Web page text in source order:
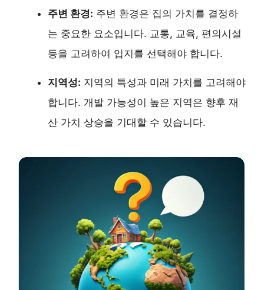
주변 환경: 주변 환경은 집의 가치를 결정하
는 중요한 요소입니다. 교통, 교육, 편의시설
등을 고려하여 입지를 선택해야 합니다.
지역성: 지역의 특성과 미래 가치를 고려해야
합니다. 개발 가능성이 높은 지역은 향후 재
산 가치 상승을 기대할 수 있습니다.